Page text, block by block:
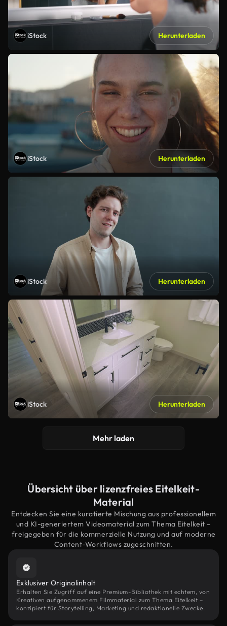
iStock Herunterladen
iStock Herunterladen
iStock Herunterladen
iStock Herunterladen
Mehr laden
Übersicht über lizenzfreies Eitelkeit-
Material
Entdecken Sie eine kuratierte Mischung aus professionellem
und KI-generiertem Videomaterial zum Thema Eitelkeit –
freigegeben für die kommerzielle Nutzung und auf moderne
Content-Workflows zugeschnitten.
Exklusiver Originalinhalt
Erhalten Sie Zugriff auf eine Premium-Bibliothek mit echtem, von
Kreativen aufgenommenem Filmmaterial zum Thema Eitelkeit –
konzipiert für Storytelling, Marketing und redaktionelle Zwecke.